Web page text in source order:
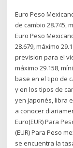
Euro Peso
de cambio 28.745,
Euro Peso
28.679, máximo
prevision para el
máximo 29.158,
base en el tipo de
y en los tipos de
yen japonés, libra
a conocer
Euro(EUR) Para
(EUR) Para Peso
se encuentra la